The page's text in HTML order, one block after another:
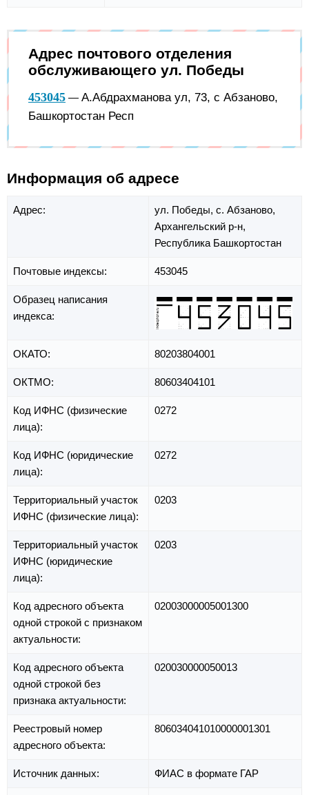
Адрес почтового отделения
обслуживающего ул. Победы
453045 — А.Абдрахманова ул, 73, с Абзаново,
Башкортостан Респ
Информация об адресе
Адрес: ул. Победы, с. Абзаново,
Архангельский р-н,
Республика Башкортостан
Почтовые индексы: 453045
Образец написания
индекса:
ОКАТО: 80203804001
ОКТМО: 80603404101
Код ИФНС (физические
лица):
0272
Код ИФНС (юридические
лица):
0272
Территориальный участок
ИФНС (физические лица):
0203
Территориальный участок
ИФНС (юридические
лица):
0203
Код адресного объекта
одной строкой с признаком
актуальности:
02003000005001300
Код адресного объекта
одной строкой без
признака актуальности:
020030000050013
Реестровый номер
адресного объекта:
806034041010000001301
Источник данных: ФИАС в формате ГАР